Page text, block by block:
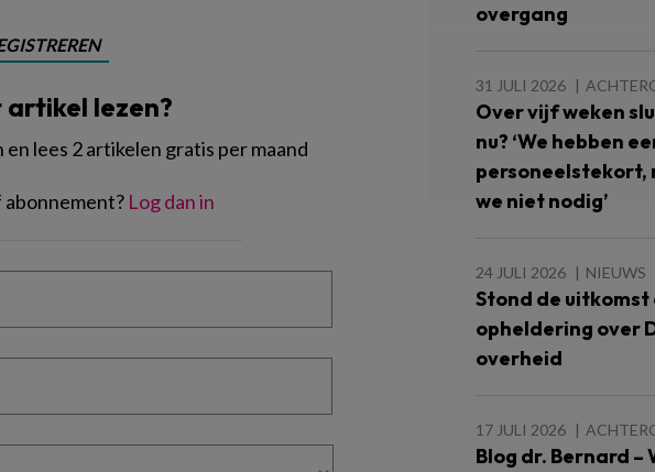
lezen?
lees 2 artikelen gratis per maand
Log dan in
overgang
31 JULI 2026
Over vijf weken
nu? ‘We hebben
personeelstekort,
we niet nodig’
24 JULI 2026 NIEUWS
Stond de uitkomst
opheldering over
overheid
17 JULI 2026
Blog dr. Bernard –